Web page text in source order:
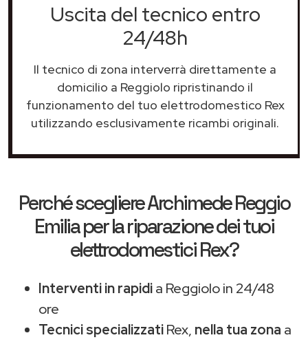
Uscita del tecnico entro
24/48h
Il tecnico di zona interverrà direttamente a
domicilio a Reggiolo ripristinando il
funzionamento del tuo elettrodomestico Rex
utilizzando esclusivamente ricambi originali.
Perché scegliereArchimede Reggio
Emiliaper la riparazione dei tuoi
elettrodomestici Rex?
Interventi in rapidia Reggiolo in 24/48
ore
Tecnici specializzatiRex, nella tua zona a